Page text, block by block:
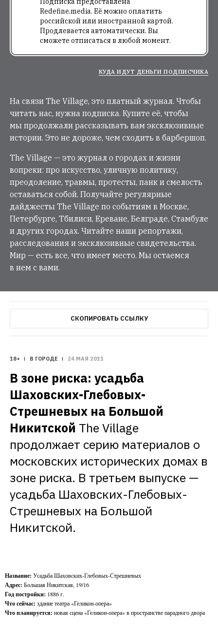
Redefine.media. Её можно оплатить
российской или иностранной картой.
Продлевается автоматически. Вы
сможете отписаться в любой момент.
КУДА ИДУТ ДЕНЬГИ ПОДПИСЧИКА
На связи The Village, это платный журнал. Чтобы
читать нас, нужна подписка. Купите её, чтобы
мы продолжали рассказывать вам эксклюзивные
истории. Это не дороже, чем сходить в барбершоп.
The Village — это журнал о городах и жизни
вопреки: про искусство, уличную политику,
преодоление, травмы, протесты, панк и смелость
оставаться собой. Получайте регулярные
дайджесты The Village по событиям в Москве,
Петербурге, Тбилиси, Ереване, Белграде, Стамбуле
и других городах. Читайте наши репортажи,
расследования и эксклюзивные свидетельства.
Мир — есть все, что имеет место. Мы остаемся
в нем с вами.
СКОПИРОВАТЬ ССЫЛКУ
18+ В ГОРОДЕ 24 МАЯ 2011
В зоне риска: усадьба
Шаховских-Глебовых-
Стрешневых на Большой
Никитской The Village
продолжает серию материалов о
московских исторических домах в
зоне риска. В третьем выпуске —
усадьба Шаховских-Глебовых-
Стрешневых на Большой
Никитской.
Название: Усадьба Шаховских-Глебовых-Стрешневых
Адрес: Большая Никитская, 19/16
Год постройки: 1886 г.
Что сейчас: здание театра «Геликон-опера»
Что планируется: новая сцена «Геликон-опера» в пространстве парадного двора